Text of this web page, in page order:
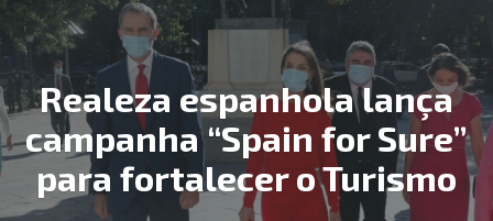
Realeza espanhola lança
campanha “Spain for Sure”
para fortalecer o Turismo